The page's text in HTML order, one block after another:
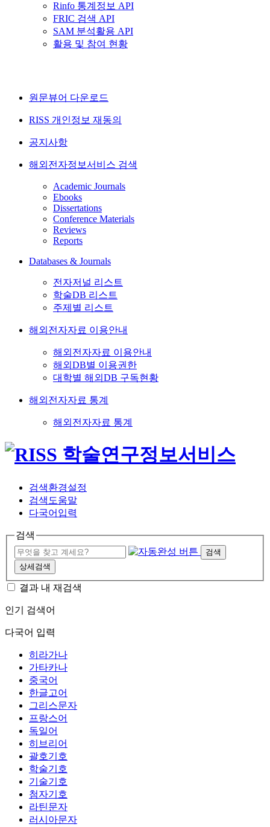
Rinfo 통계정보 API
FRIC 검색 API
SAM 분석활용 API
활용 및 참여 현황
원문뷰어 다운로드
RISS 개인정보 재동의
공지사항
해외전자정보서비스 검색
Academic Journals
Ebooks
Dissertations
Conference Materials
Reviews
Reports
Databases & Journals
전자저널 리스트
학술DB 리스트
주제별 리스트
해외전자자료 이용안내
해외전자자료 이용안내
해외DB별 이용권한
대학별 해외DB 구독현황
해외전자자료 통계
해외전자자료 통계
검색환경설정
검색도움말
다국어입력
검색
검색
상세검색
결과 내 재검색
인기 검색어
다국어 입력
히라가나
가타카나
중국어
한글고어
그리스문자
프랑스어
독일어
히브리어
괄호기호
학술기호
기술기호
첨자기호
라틴문자
러시아문자